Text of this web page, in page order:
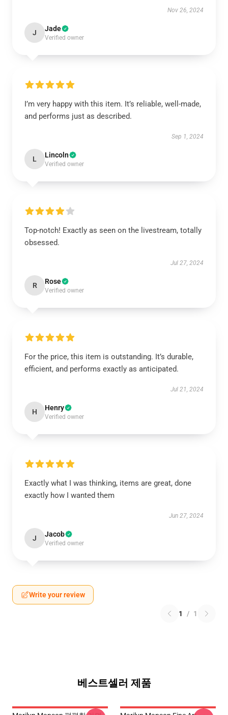
Nov 26, 2024
J Jade
Verified owner
I’m very happy with this item. It’s reliable, well-made,
and performs just as described.
Sep 1, 2024
L Lincoln
Verified owner
Top-notch! Exactly as seen on the livestream, totally
obsessed.
Jul 27, 2024
R Rose
Verified owner
For the price, this item is outstanding. It’s durable,
efficient, and performs exactly as anticipated.
Jul 21, 2024
H Henry
Verified owner
Exactly what I was thinking, items are great, done
exactly how I wanted them
Jun 27, 2024
J Jacob
Verified owner
Write your review
1 / 1
베스트셀러 제품